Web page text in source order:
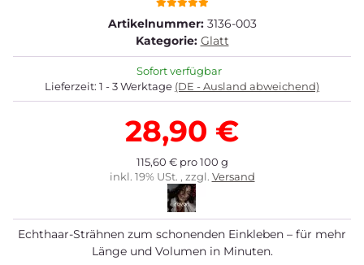
Artikelnummer: 3136-003
Kategorie: Glatt
Sofort verfügbar
Lieferzeit: 1 - 3 Werktage (DE - Ausland abweichend)
28,90 €
115,60 € pro 100 g
inkl. 19% USt. , zzgl. Versand
Echthaar-Strähnen zum schonenden Einkleben – für mehr
Länge und Volumen in Minuten.